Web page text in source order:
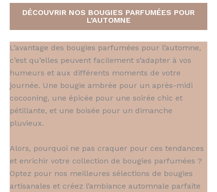
DÉCOUVRIR NOS BOUGIES PARFUMÉES POUR
L’AUTOMNE
L’avantage des bougies parfumées pour l’automne,
c’est qu’elles peuvent facilement s’adapter à vos
humeurs et aux différents moments de votre
journée. Une bougie ambrée pour un après-midi
cocooning, une épicée pour une soirée chic et
pétillante, et une boisée pour un dimanche
pluvieux.
Alors, pourquoi ne pas craquer pour ces tendances
et enrichir votre collection de bougies parfumées ?
Optez pour nos meilleures sélections de bougies
artisanales et créez l’ambiance automnale parfaite